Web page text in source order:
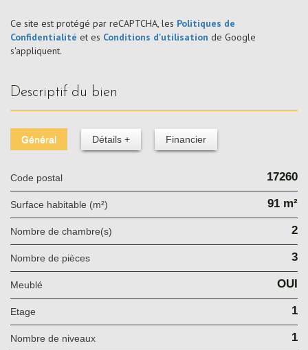
Ce site est protégé par reCAPTCHA, les Politiques de
Confidentialité et es Conditions d'utilisation de Google
s'appliquent.
descriptif du bien
Général Détails + Financier
Code postal 17260
Surface habitable (m²) 91 m²
Nombre de chambre(s) 2
Nombre de pièces 3
Meublé OUI
Etage 1
Nombre de niveaux 1